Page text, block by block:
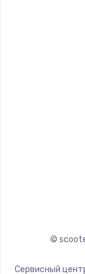
©
Сервисный